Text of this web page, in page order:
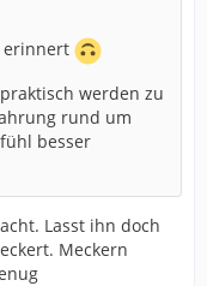
erinnert
werden zu
rund um
besser
Lasst ihn doch
Meckern